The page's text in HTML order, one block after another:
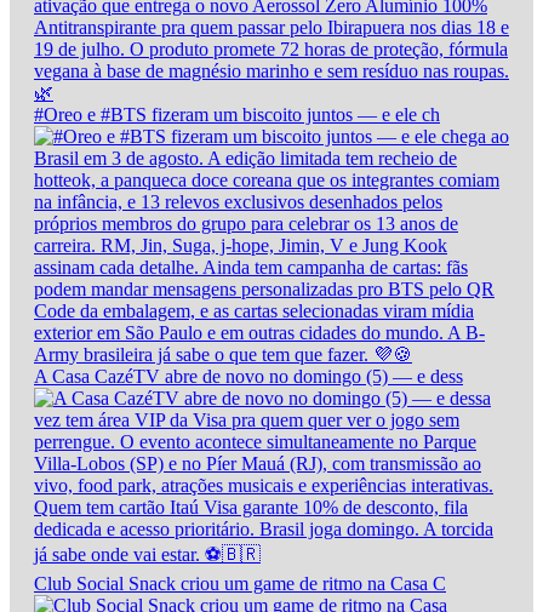
#Oreo e #BTS fizeram um biscoito juntos — e ele ch
A Casa CazéTV abre de novo no domingo (5) — e dess
Club Social Snack criou um game de ritmo na Casa C